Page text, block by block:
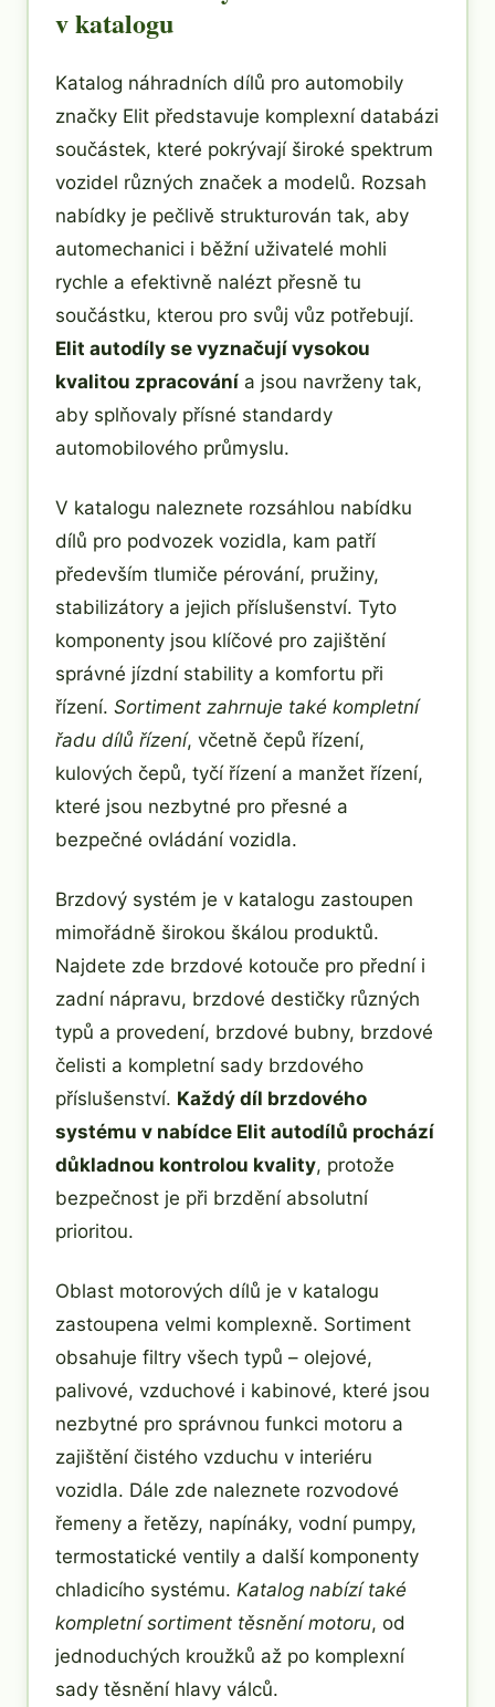
v katalogu
Katalog náhradních dílů pro automobily
značky Elit představuje komplexní databázi
součástek, které pokrývají široké spektrum
vozidel různých značek a modelů. Rozsah
nabídky je pečlivě strukturován tak, aby
automechanici i běžní uživatelé mohli
rychle a efektivně nalézt přesně tu
součástku, kterou pro svůj vůz potřebují.
Elit autodíly se vyznačují vysokou
kvalitou zpracování a jsou navrženy tak,
aby splňovaly přísné standardy
automobilového průmyslu.
V katalogu naleznete rozsáhlou nabídku
dílů pro podvozek vozidla, kam patří
především tlumiče pérování, pružiny,
stabilizátory a jejich příslušenství. Tyto
komponenty jsou klíčové pro zajištění
správné jízdní stability a komfortu při
řízení. Sortiment zahrnuje také kompletní
řadu dílů řízení, včetně čepů řízení,
kulových čepů, tyčí řízení a manžet řízení,
které jsou nezbytné pro přesné a
bezpečné ovládání vozidla.
Brzdový systém je v katalogu zastoupen
mimořádně širokou škálou produktů.
Najdete zde brzdové kotouče pro přední i
zadní nápravu, brzdové destičky různých
typů a provedení, brzdové bubny, brzdové
čelisti a kompletní sady brzdového
příslušenství. Každý díl brzdového
systému v nabídce Elit autodílů prochází
důkladnou kontrolou kvality, protože
bezpečnost je při brzdění absolutní
prioritou.
Oblast motorových dílů je v katalogu
zastoupena velmi komplexně. Sortiment
obsahuje filtry všech typů – olejové,
palivové, vzduchové i kabinové, které jsou
nezbytné pro správnou funkci motoru a
zajištění čistého vzduchu v interiéru
vozidla. Dále zde naleznete rozvodové
řemeny a řetězy, napínáky, vodní pumpy,
termostatické ventily a další komponenty
chladicího systému. Katalog nabízí také
kompletní sortiment těsnění motoru, od
jednoduchých kroužků až po komplexní
sady těsnění hlavy válců.